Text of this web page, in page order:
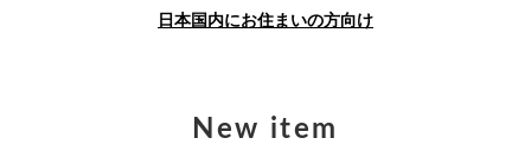
日本国内にお住まいの方向け
New item